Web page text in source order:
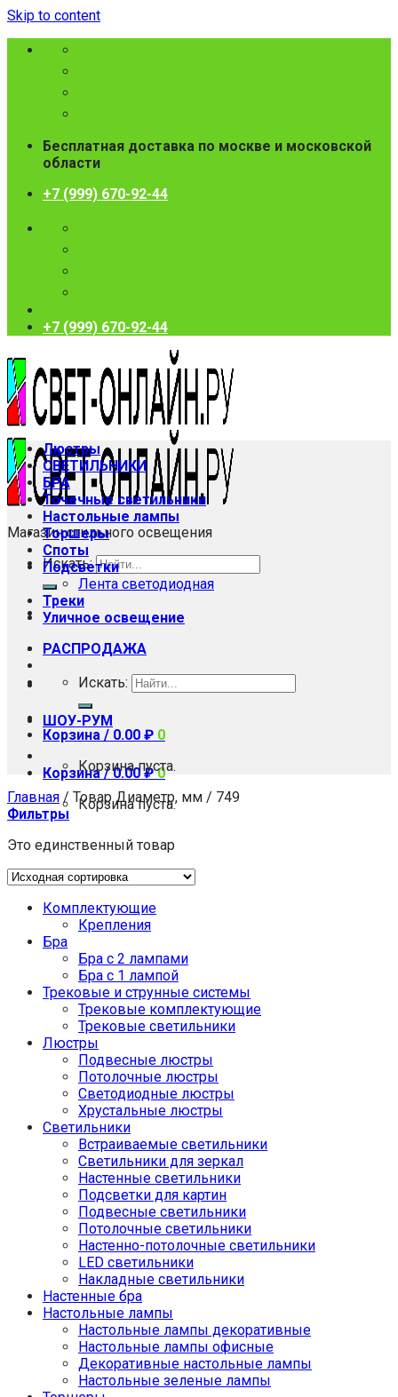
Skip to content
Бесплатная доставка по москве и московской
области
+7 (999) 670-92-44
+7 (999) 670-92-44
Магазин стильного освещения
Искать:
РАСПРОДАЖА
ШОУ-РУМ
Корзина /0.00₽ 0
Корзина пуста.
Люстры
СВЕТИЛЬНИКИ
БРА
Точечные светильники
Настольные лампы
Торшеры
Споты
Подсветки
Лента светодиодная
Треки
Уличное освещение
Искать:
Корзина / 0.00 ₽ 0
Корзина пуста.
Главная / Товар Диаметр, мм / 749
Фильтры
Это единственный товар
Комплектующие
Крепления
Бра
Бра с 2 лампами
Бра с 1 лампой
Трековые и струнные системы
Трековые комплектующие
Трековые светильники
Люстры
Подвесные люстры
Потолочные люстры
Светодиодные люстры
Хрустальные люстры
Светильники
Встраиваемые светильники
Светильники для зеркал
Настенные светильники
Подсветки для картин
Подвесные светильники
Потолочные светильники
Настенно-потолочные светильники
LED светильники
Накладные светильники
Настенные бра
Настольные лампы
Настольные лампы декоративные
Настольные лампы офисные
Декоративные настольные лампы
Настольные зеленые лампы